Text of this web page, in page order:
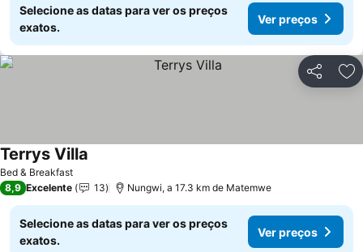
Selecione as datas para ver os preços
exatos.
Ver preços
Partilhar
Bed & Breakfast
Terrys Villa
8,9 Excelente 13 Nungwi, a 17.3 km de Matemwe
Selecione as datas para ver os preços
exatos.
Ver preços